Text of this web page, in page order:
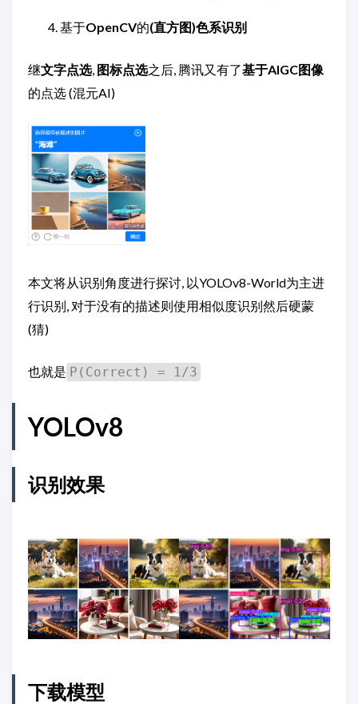
基于OpenCV的(直方图)色系识别
继文字点选, 图标点选之后, 腾讯又有了基于AIGC图像
的点选 (混元AI)
本文将从识别角度进行探讨, 以YOLOv8-World为主进
行识别, 对于没有的描述则使用相似度识别然后硬蒙
(猜)
也就是 P(Correct) = 1/3
YOLOv8
识别效果
下载模型